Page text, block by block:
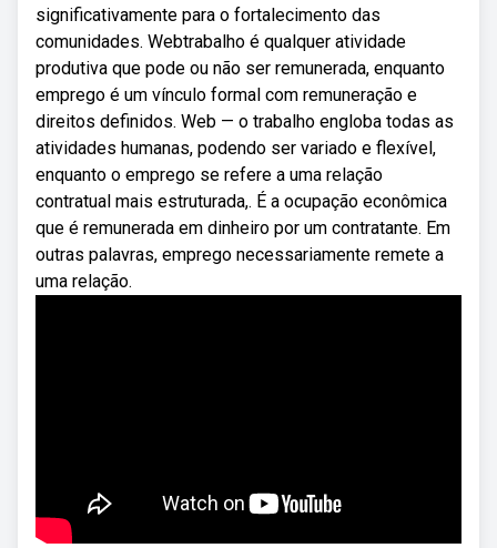
significativamente para o fortalecimento das
comunidades. Webtrabalho é qualquer atividade
produtiva que pode ou não ser remunerada, enquanto
emprego é um vínculo formal com remuneração e
direitos definidos. Web — o trabalho engloba todas as
atividades humanas, podendo ser variado e flexível,
enquanto o emprego se refere a uma relação
contratual mais estruturada,. É a ocupação econômica
que é remunerada em dinheiro por um contratante. Em
outras palavras, emprego necessariamente remete a
uma relação.